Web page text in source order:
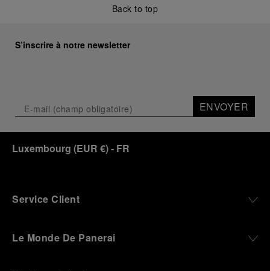
Back to top
S’inscrire à notre newsletter
ENVOYER
Luxembourg (EUR €)- FR
Service Client
Le Monde De Panerai